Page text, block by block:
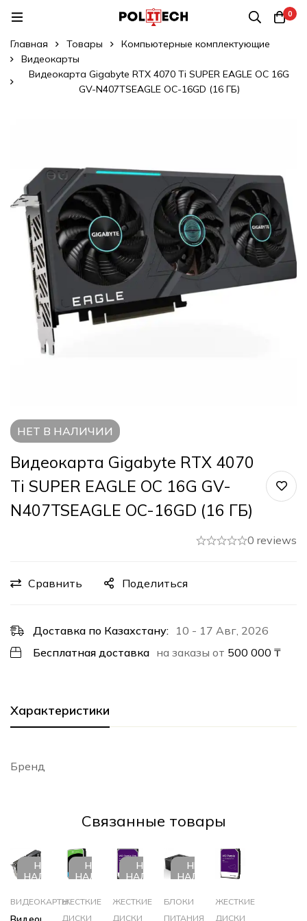
0
Главная Товары
Компьютерные комплектующие
Видеокарты
Видеокарта Gigabyte RTX 4070 Ti SUPER EAGLE OC 16G
GV-N407TSEAGLE OC-16GD (16 ГБ)
НЕТ В НАЛИЧИИ
Видеокарта Gigabyte RTX 4070
Ti SUPER EAGLE OC 16G GV-
N407TSEAGLE OC-16GD (16 ГБ)
0 reviews
Сравнить Поделиться
Доставка по Казахстану: 10 - 17 Авг, 2026
Бесплатная доставка на заказы от 500 000 ₸
Характеристики
Бренд
Cвязанные товары
НЕТ В
НАЛИЧИИ
ВИДЕОКАРТЫ
НЕТ В
НАЛИЧИИ
ЖЕСТКИЕ
ДИСКИ
НЕТ В
НАЛИЧИИ
ЖЕСТКИЕ
ДИСКИ
НЕТ В
НАЛИЧИИ
БЛОКИ
ПИТАНИЯ
ЖЕСТКИЕ
ДИСКИ